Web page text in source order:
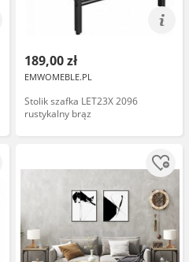
189,00 zł
EMWOMEBLE.PL
Stolik szafka LET23X 2096
rustykalny brąz